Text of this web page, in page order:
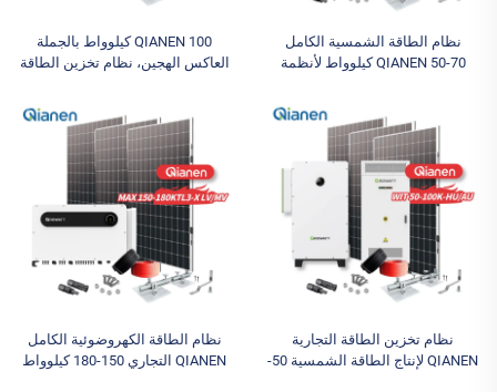
نظام الطاقة الشمسية الكامل
QIANEN 50-70 كيلوواط لأنظمة
QIANEN 100 كيلوواط بالجملة
العاكس الهجين، نظام تخزين الطاقة
نظام تخزين الطاقة التجارية
QIANEN لإنتاج الطاقة الشمسية 50-
نظام الطاقة الكهروضوئية الكامل
QIANEN التجاري 150-180 كيلوواط